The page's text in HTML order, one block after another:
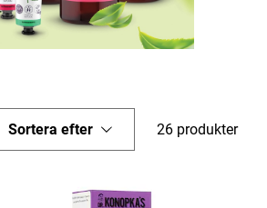
Sortera efter 26 produkter